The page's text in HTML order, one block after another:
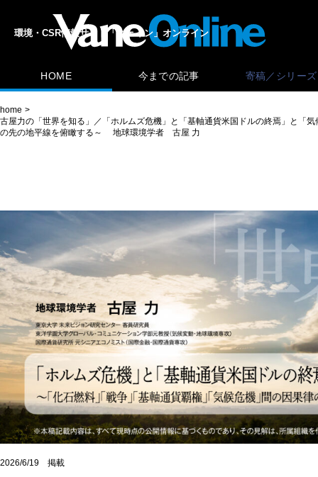
環境・CSR情報サイト「ヴェイン」オンライン
HOME 今までの記事 寄稿／シリーズ
home
古屋力の「世界を知る」／「ホルムズ危機」と「基軸通貨米国ドルの終焉」と
の先の地平線を俯瞰する～ 地球環境学者 古屋 力
2026/6/19 掲載